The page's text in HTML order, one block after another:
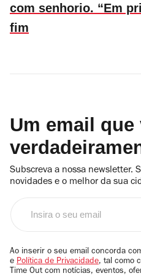
com senhorio. “Em
fim
Um email que
Subscreva a nossa newsletter.
novidades e o melhor da sua
email
Ao inserir o seu email concorda
e Política de Privacidade, tal como
Time Out com notícias, eventos,